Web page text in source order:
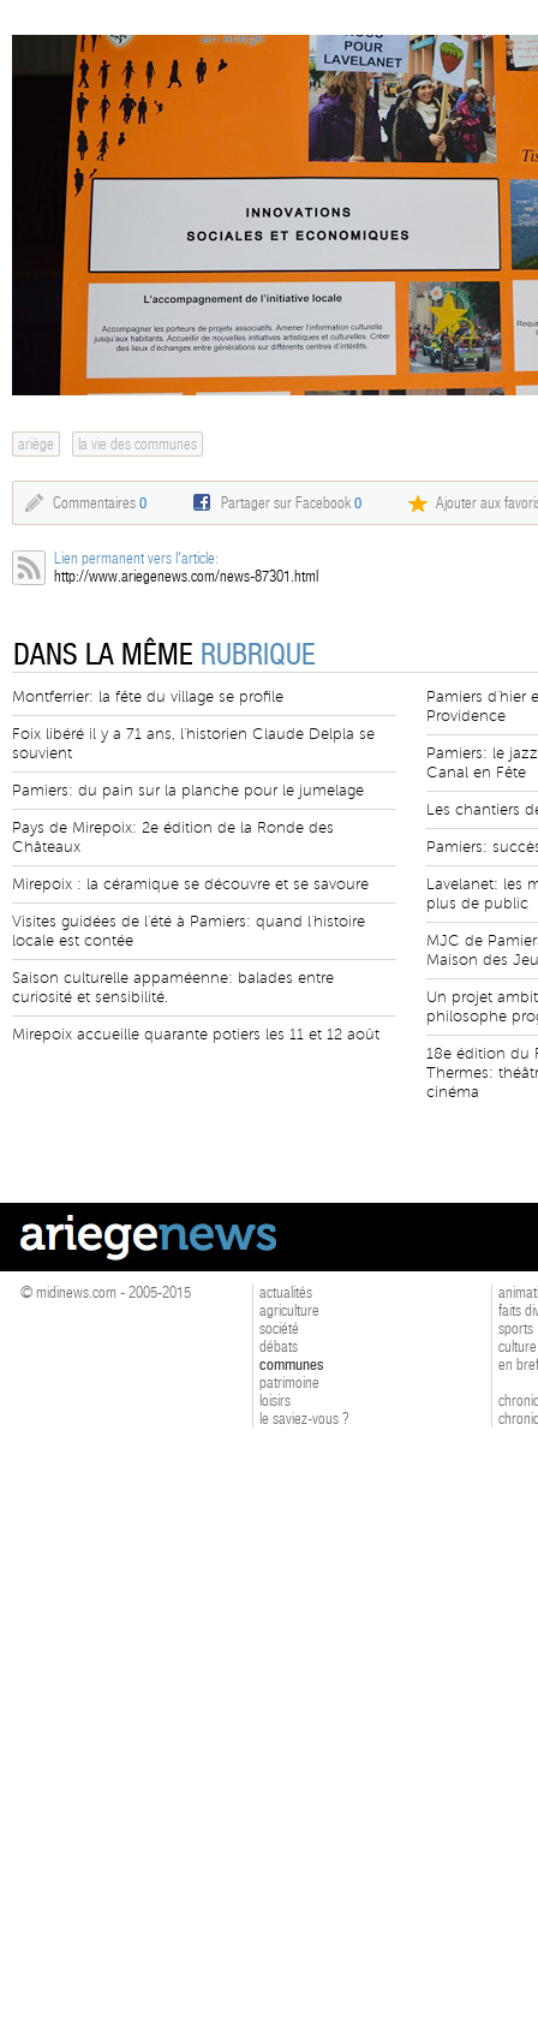
ariège la vie des communes
Commentaires 0 Partager sur Facebook0 Ajouter aux
Lien permanent vers l'article:
http://www.ariegenews.com/news-87301.html
DANS LA MÊME RUBRIQUE
Montferrier: la fête du village se profile
Foix libéré il y a 71 ans, l'historien Claude Delpla se
souvient
Pamiers: du pain sur la planche pour le jumelage
Pays de Mirepoix: 2e édition de la Ronde des
Châteaux
Mirepoix : la céramique se découvre et se savoure
Visites guidées de l'été à Pamiers: quand l'histoire
locale est contée
Saison culturelle appaméenne: balades entre
curiosité et sensibilité.
Mirepoix accueille quarante potiers les 11 et 12 août
Pamiers d'hier
Providence
Pamiers: le
Canal en Fête
Les chantiers
Pamiers:
Lavelanet: les
plus de public
MJC de
Maison des
Un projet
philosophe
18e édition du
Thermes:
cinéma
© midinews.com - 2005-2015
actualités
agriculture
société
débats
communes
patrimoine
loisirs
le saviez-vous ?
faits
sports
culture
en bref